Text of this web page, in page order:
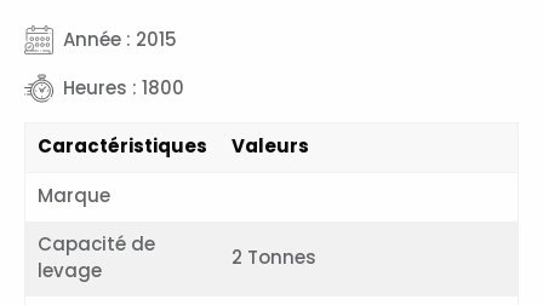
Année : 2015
Heures : 1800
Caractéristiques
Valeurs
Marque
Capacité de
levage
2 Tonnes